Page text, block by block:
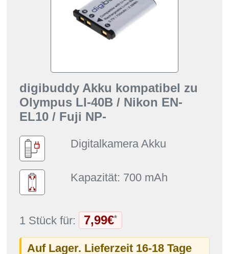
digibuddy Akku kompatibel zu
Olympus LI-40B / Nikon EN-
EL10 / Fuji NP-
Digitalkamera Akku
Kapazität: 700 mAh
1 Stück für: 7,99€*
Auf Lager. Lieferzeit 16-18 Tage